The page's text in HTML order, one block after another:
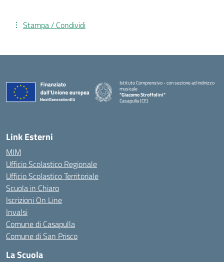
Stampa / Condividi
Istituto Comprensivo - con sezione ad indirizzo
musicale
"Giacomo Stroffolini"
Casapulla (CE)
Link Esterni
MIM
Ufficio Scolastico Regionale
Ufficio Scolastico Territoriale
Scuola in Chiaro
Iscrizioni On Line
Invalsi
Comune di Casapulla
Comune di San Prisco
La Scuola